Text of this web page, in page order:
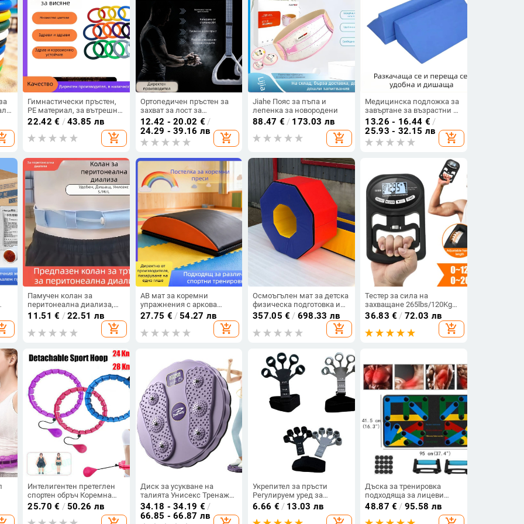
Гимнастически пръстен,
PE материал, за вътрешно
използване, при
гимнастика.
22.42 € /43.85 лв
add_shopping_cart
Ортопедичен пръстен за
захват за лост за
набирания – домашна
употреба, за възрастни и
деца
12.42 - 20.02 € /
24.29 - 39.16 лв
add_shopping_cart
Jiahe Пояс за пъпа и
лепенка за новородени
88.47 € / 173.03 лв
add_shopping_cart
Медицинска подложка за
завъртане за възрастни –
парализирани и лежащи
дълго, против пролежки,
триъгълна възглавница и
помощно устройство
13.26 - 16.44 € /
25.93 - 32.15 лв
add_shopping_cart
Памучен колан за
перитонеална диализа,
коремен колан за
фиксация на катетъра,
защита на тръбите
11.51 € /22.51 лв
add_shopping_cart
AB мат за коремни
упражнения с аркова
форма, инверсна опора за
талия и корем,
антихлъзгаща и
27.75 € /54.27 лв
add_shopping_cart
Осмоъгълен мат за детска
физическа подготовка и
родителско-детски игри,
за употреба в детска
градина
357.05 € / 698.33 лв
add_shopping_cart
Тестер за сила на
захващане 265lbs/120Kg
Цифров ръчен
динамометър Измервател
за сила на захващане USB
LCD екран Ръчна
36.83 € / 72.03 лв
add_shopping_cart
Интелигентен претеглен
спортен обръч Коремна
талия Фитнес обръчи
Разглобяеми 24 възела 28
възела Обръч за
25.70 € /50.26 лв
Диск за усукване на
талията Унисекс Тренажор
за талия Упражнение за
корем Масаж на краката
Плоча Тренировка
34.18 - 34.19 € /
66.85 - 66.87 лв
Укрепител за пръсти
Регулируем уред за
упражнение на пръстите
Ръкохватка Силови
тренажори Лента за
6.66 € / 13.03 лв
Дъска за тренировка
подходяща за лицеви
опори
48.87 € / 95.58 лв